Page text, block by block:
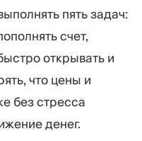
пять задач:
счет,
открывать и
что цены и
без стресса
денег.
office